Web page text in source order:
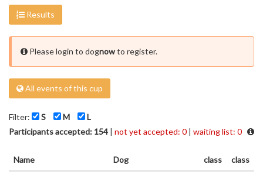
Results
Please login to dognowto register.
All events of this cup
Filter: S M
L
Participants accepted: 154 | not yet accepted: 0 | waiting list: 0
Name Dog class class